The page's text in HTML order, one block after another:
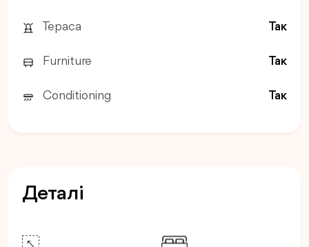
Тераса Так
Furniture Так
Conditioning Так
Деталі